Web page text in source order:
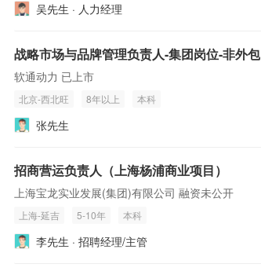
吴先生 · 人力经理
战略市场与品牌管理负责人-集团岗位-非外包
软通动力 已上市
北京-西北旺 8年以上 本科
张先生
招商营运负责人（上海杨浦商业项目）
上海宝龙实业发展(集团)有限公司 融资未公开
上海-延吉 5-10年 本科
李先生 · 招聘经理/主管